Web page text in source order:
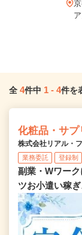
ア
全 4件中 1 - 4件を
化粧品・サプ
株式会社リアル・
業務委託 登録制
副業・Wワー
ツお小遣い稼